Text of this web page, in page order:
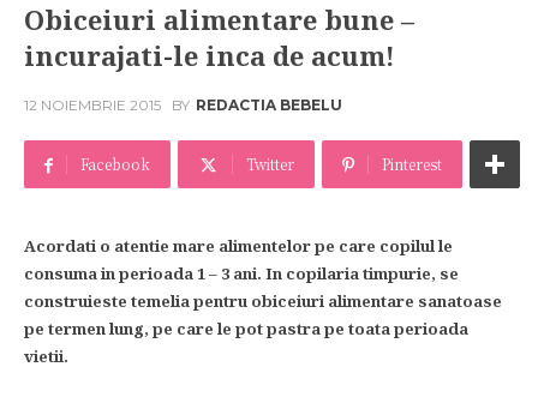
Obiceiuri alimentare bune –
incurajati-le inca de acum!
12 NOIEMBRIE 2015 BY REDACTIA BEBELU
Facebook Twitter Pinterest
Acordati o atentie mare alimentelor pe care copilul le
consuma in perioada 1 – 3 ani. In copilaria timpurie, se
construieste temelia pentru obiceiuri alimentare sanatoase
pe termen lung, pe care le pot pastra pe toata perioada
vietii.